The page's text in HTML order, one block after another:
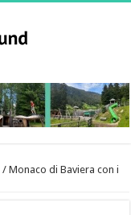
/ Monaco di Baviera con i